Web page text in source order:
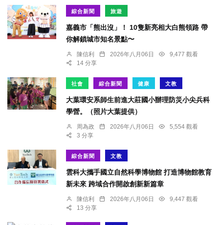
綜合新聞 旅遊
嘉義市「熊出沒」！ 10隻新亮相大白熊領路 帶
你解鎖城市知名景點〜
陳信利 2026年八月06日
9,477 觀看
14 分享
社會 綜合新聞 健康 文教
大葉環安系師生前進大莊國小辦理防災小尖兵科
學營。（照片大葉提供）
周為政 2026年八月06日
5,554 觀看
3 分享
綜合新聞 文教
雲科大攜手國立自然科學博物館 打造博物館教育
新未來 跨域合作開啟創新新篇章
陳信利 2026年八月06日
9,447 觀看
13 分享